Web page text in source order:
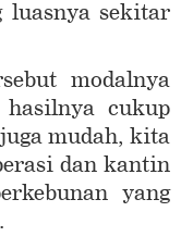
luasnya sekitar
modalnya
cukup
mudah, kita
dan kantin
yang